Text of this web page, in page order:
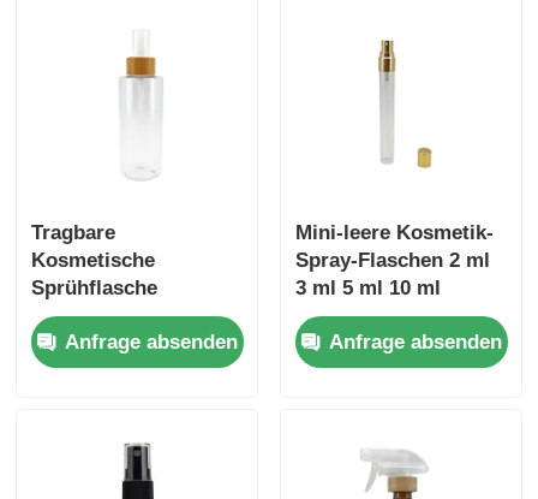
Tragbare
Kosmetische
Sprühflasche
Transparente
Parfümsprühflasche
100 ml mit Plastik-
Anfrage absenden
Mini-leere Kosmetik-
Spray-Flaschen 2 ml
3 ml 5 ml 10 ml
durchsichtige
Glasparfümflaschen
Anfrage absenden